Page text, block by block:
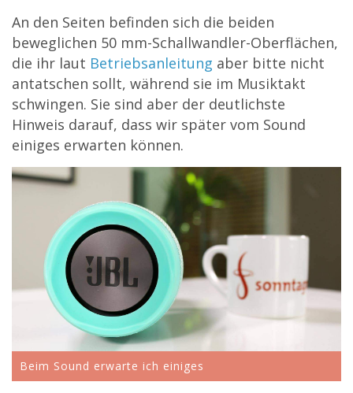
An den Seiten befinden sich die beiden
beweglichen 50 mm-Schallwandler-Oberflächen,
die ihr laut Betriebsanleitung aber bitte nicht
antatschen sollt, während sie im Musiktakt
schwingen. Sie sind aber der deutlichste
Hinweis darauf, dass wir später vom Sound
einiges erwarten können.
Beim Sound erwarte ich einiges